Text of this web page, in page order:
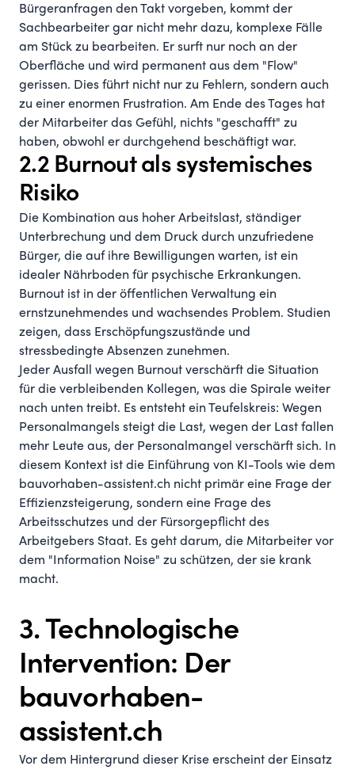
Bürgeranfragen den Takt vorgeben, kommt der
Sachbearbeiter gar nicht mehr dazu, komplexe Fälle
am Stück zu bearbeiten. Er surft nur noch an der
Oberfläche und wird permanent aus dem "Flow"
gerissen. Dies führt nicht nur zu Fehlern, sondern auch
zu einer enormen Frustration. Am Ende des Tages hat
der Mitarbeiter das Gefühl, nichts "geschafft" zu
haben, obwohl er durchgehend beschäftigt war.
2.2 Burnout als systemisches
Risiko
Die Kombination aus hoher Arbeitslast, ständiger
Unterbrechung und dem Druck durch unzufriedene
Bürger, die auf ihre Bewilligungen warten, ist ein
idealer Nährboden für psychische Erkrankungen.
Burnout ist in der öffentlichen Verwaltung ein
ernstzunehmendes und wachsendes Problem. Studien
zeigen, dass Erschöpfungszustände und
stressbedingte Absenzen zunehmen.
Jeder Ausfall wegen Burnout verschärft die Situation
für die verbleibenden Kollegen, was die Spirale weiter
nach unten treibt. Es entsteht ein Teufelskreis: Wegen
Personalmangels steigt die Last, wegen der Last fallen
mehr Leute aus, der Personalmangel verschärft sich. In
diesem Kontext ist die Einführung von KI-Tools wie dem
bauvorhaben-assistent.ch nicht primär eine Frage der
Effizienzsteigerung, sondern eine Frage des
Arbeitsschutzes und der Fürsorgepflicht des
Arbeitgebers Staat. Es geht darum, die Mitarbeiter vor
dem "Information Noise" zu schützen, der sie krank
macht.
3. Technologische
Intervention: Der
bauvorhaben-
assistent.ch
Vor dem Hintergrund dieser Krise erscheint der Einsatz